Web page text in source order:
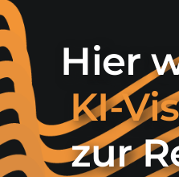
Hier
KI-
zur